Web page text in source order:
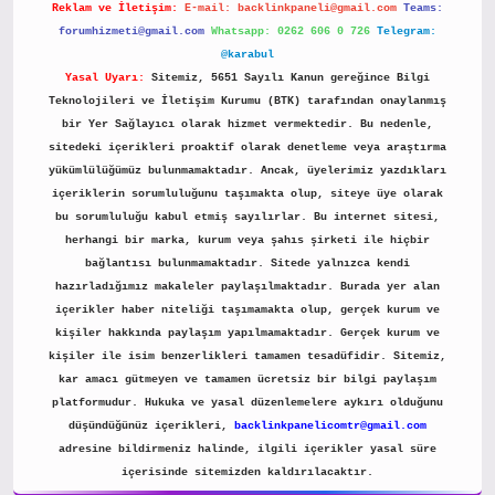
Reklam ve İletişim: E-mail: backlinkpaneli@gmail.com Teams:
forumhizmeti@gmail.com Whatsapp: 0262 606 0 726 Telegram:
@karabul
Yasal Uyarı:
Sitemiz, 5651 Sayılı Kanun gereğince Bilgi
Teknolojileri ve İletişim Kurumu (BTK) tarafından onaylanmış
bir Yer Sağlayıcı olarak hizmet vermektedir. Bu nedenle,
sitedeki içerikleri proaktif olarak denetleme veya araştırma
yükümlülüğümüz bulunmamaktadır. Ancak, üyelerimiz yazdıkları
içeriklerin sorumluluğunu taşımakta olup, siteye üye olarak
bu sorumluluğu kabul etmiş sayılırlar. Bu internet sitesi,
herhangi bir marka, kurum veya şahıs şirketi ile hiçbir
bağlantısı bulunmamaktadır. Sitede yalnızca kendi
hazırladığımız makaleler paylaşılmaktadır. Burada yer alan
içerikler haber niteliği taşımamakta olup, gerçek kurum ve
kişiler hakkında paylaşım yapılmamaktadır. Gerçek kurum ve
kişiler ile isim benzerlikleri tamamen tesadüfidir. Sitemiz,
kar amacı gütmeyen ve tamamen ücretsiz bir bilgi paylaşım
platformudur. Hukuka ve yasal düzenlemelere aykırı olduğunu
düşündüğünüz içerikleri,
backlinkpanelicomtr@gmail.com
adresine bildirmeniz halinde, ilgili içerikler yasal süre
içerisinde sitemizden kaldırılacaktır.